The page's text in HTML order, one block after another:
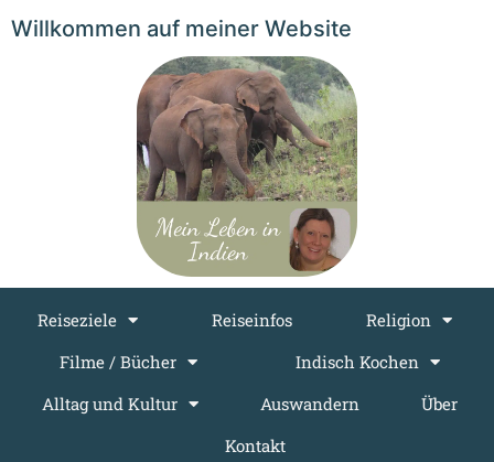
Willkommen auf meiner Website
Reiseziele Reiseinfos
Religion
Filme / Bücher
Indisch Kochen
Alltag und Kultur
Auswandern
Über
Kontakt